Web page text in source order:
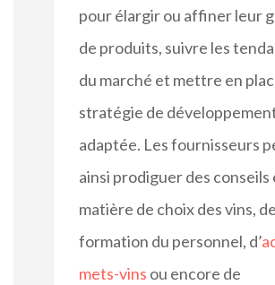
pour élargir ou affiner leur
de produits, suivre les
du marché et mettre en
stratégie de
adaptée. Les fournisseurs
ainsi prodiguer des conseils
matière de choix des vins, de
formation du personnel, d’
mets-vins ou encore de